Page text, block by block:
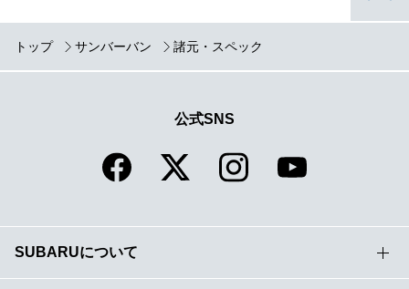
トップ サンバーバン 諸元・スペック
公式SNS
SUBARUについて